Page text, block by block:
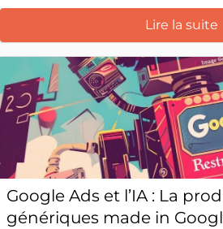
Lire la suite
Google Ads et l’IA : La
génériques made in